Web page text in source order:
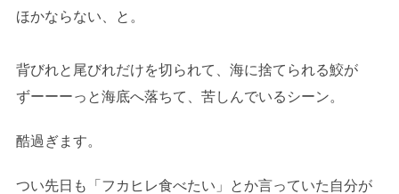
ほかならない、と。
背びれと尾びれだけを切られて、海に捨てられる鮫が
ずーーーっと海底へ落ちて、苦しんでいるシーン。
酷過ぎます。
つい先日も「フカヒレ食べたい」とか言っていた自分が